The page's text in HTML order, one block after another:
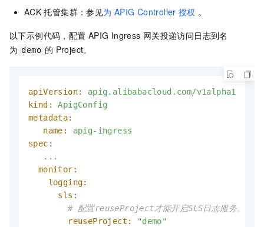
ACK 托管集群：参见为 APIG Controller 授权 。
以下示例代码，配置 APIG Ingress 网关投递访问日志到名
为 demo 的 Project。
apiVersion:
apig.alibabacloud.com/v1alpha1
kind:
ApigConfig
metadata:
name:
apig-ingress
spec:
...
monitor:
logging:
sls:
# 配置reuseProject才能开启SLS日志服务。如
reuseProject:
"demo"